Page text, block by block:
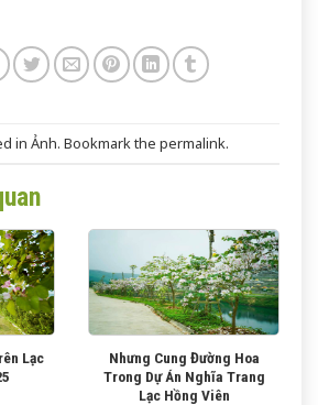
in Ảnh. Bookmark the permalink.
Lạc
Nhưng Cung Đường Hoa
Trong Dự Án Nghĩa Trang
Lạc Hồng Viên